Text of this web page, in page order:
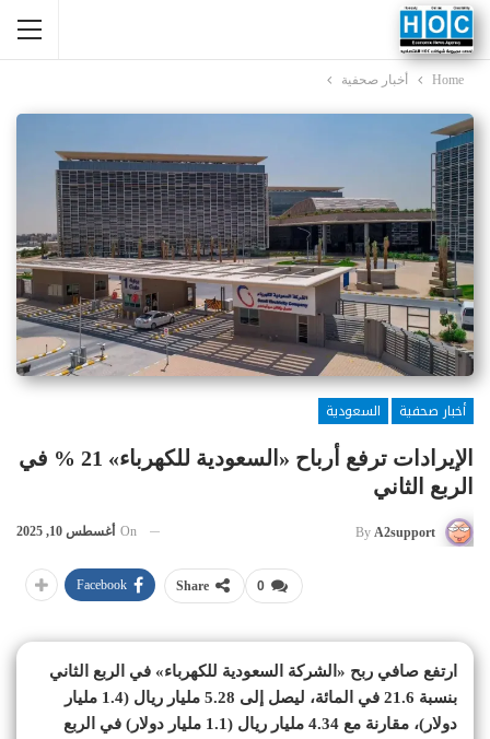
Home أخبار صحفية
أخبار صحفية
السعودية
الإيرادات ترفع أرباح «السعودية للكهرباء» 21 % في
الربع الثاني
By A2support
On أغسطس 10, 2025
0
Share
Facebook
ارتفع صافي ربح «الشركة السعودية للكهرباء» في الربع الثاني
بنسبة 21.6 في المائة، ليصل إلى 5.28 مليار ريال (1.4 مليار
دولار)، مقارنة مع 4.34 مليار ريال (1.1 مليار دولار) في الربع